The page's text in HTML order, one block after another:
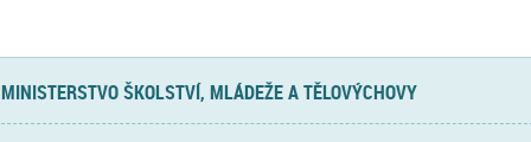
MINISTERSTVO ŠKOLSTVÍ, MLÁDEŽE A TĚLOVÝCHOVY